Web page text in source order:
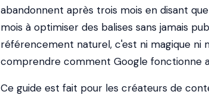
abandonnent après trois mois en disant
mois à optimiser des balises sans jamais
référencement naturel, c'est ni magique ni
comprendre comment Google fonctionne
Ce guide est fait pour les créateurs de